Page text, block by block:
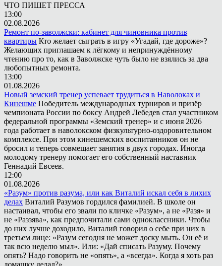
ЧТО ПИШЕТ ПРЕССА
13:00
02.08.2026
Ремонт по-заволжски: кабинет для чиновника против
квартиры Кто желает сыграть в игру «Угадай, где дороже»?
Желающих приглашаем к лёгкому и непринуждённому
чтению про то, как в Заволжске чуть было не взялись за два
любопытных ремонта.
13:00
01.08.2026
Новый земский тренер успевает трудиться в Наволоках и
Кинешме Победитель международных турниров и призёр
чемпионата России по боксу Андрей Лебедев стал участником
федеральной программы «Земский тренер» и с июня 2026
года работает в наволокском физкультурно-оздоровительном
комплексе. При этом кинешемских воспитанников он не
бросил и теперь совмещает занятия в двух городах. Иногда
молодому тренеру помогает его собственный наставник
Геннадий Евсеев.
12:00
01.08.2026
«Разум» против разума, или как Виталий искал себя в лихих
делах Виталий Разумов гордился фамилией. В школе он
настаивал, чтобы его звали по кличке «Разум», а не «Разя» и
не «Раззява», как предпочитали сами одноклассники. Чтобы
до них лучше доходило, Виталий говорил о себе при них в
третьем лице: «Разум сегодня не может доску мыть. Он её и
так всю неделю мыл». Или: «Дай списать Разуму. Почему
опять? Надо говорить не «опять», а «всегда». Когда я хоть раз
домашку делал?».